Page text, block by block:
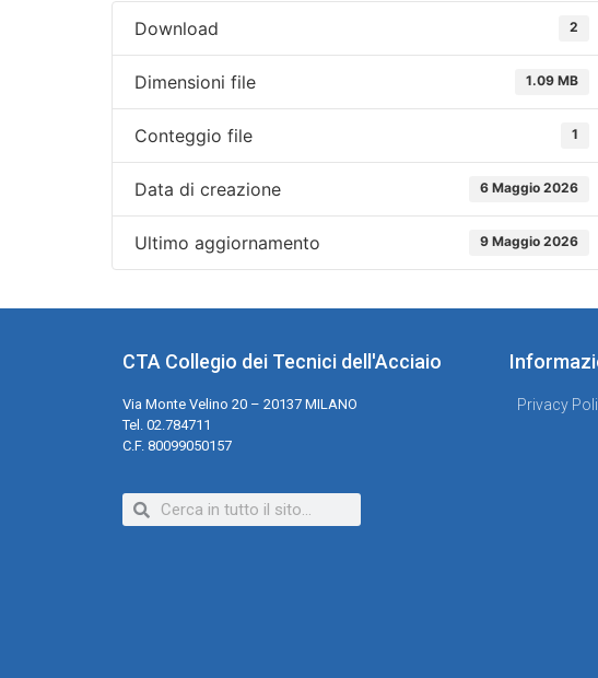
Download 2
Dimensioni file 1.09 MB
Conteggio file 1
Data di creazione 6 Maggio 2026
Ultimo aggiornamento 9 Maggio 2026
CTA Collegio dei Tecnici dell'Acciaio
Via Monte Velino 20 – 20137 MILANO
Tel. 02.784711
C.F. 80099050157
Privacy